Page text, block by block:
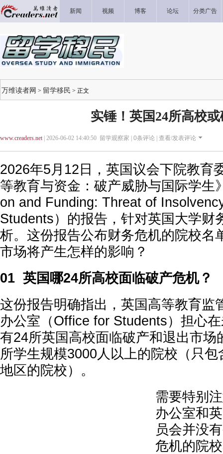
新闻 视频 博客 论坛 分类广告
万维读者网 > 留学移民 > 正文
实锤！英国24所高校
www.creaders.net| 2026-06-02 14:40:50 留学观察家 | 0条评论 | 查看/发表评论
2026年5月12日，英国议会下院教育
等教育与资金：破产威胁与国际学生
on and Funding: Threat of
Students）的报告，针对英国大学财
析。这份报告公布财务危机的院校名
市场将产生怎样的影响？
01 英国哪24所高校面临破产危机？
这份报告明确指出，英国高等教育
办公室（Office for Students）担心
有24所英国高校面临破产和退出市场
所学生规模3000人以上的院校（只
地区的院校）。
需要特别
办公室和
员会并没
危机的院